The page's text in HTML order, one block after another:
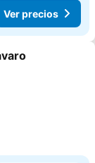
Ver precios